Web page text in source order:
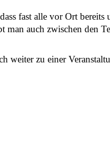
fast alle vor Ort
man auch zwischen den
weiter zu einer